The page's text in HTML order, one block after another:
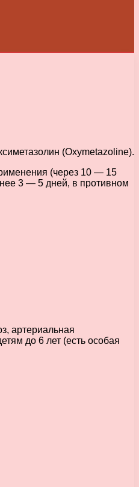
(Oxymetazoline).
(через 10 — 15
3 — 5 дней, в противном
артериальная
до 6 лет (есть особая